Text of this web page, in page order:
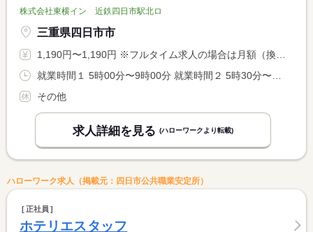
株式会社東横イン 近鉄四日市駅北ロ
三重県四日市市
1,190円〜1,190円 ※フルタイム求人の場合は月額（換算額）、パート求人の場合は時間額を表示しています。
その他
求人詳細を見る (ハローワークより転載)
ハローワーク求人（掲載元：四日市公共職業安定所）
正社員
ホテリエスタッフ